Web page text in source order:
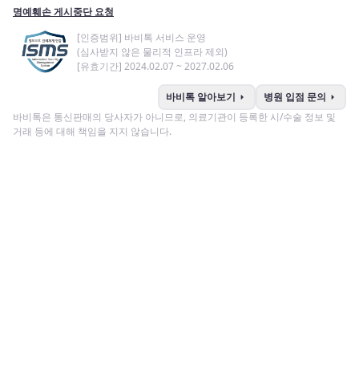
명예훼손 게시중단 요청
[인증범위] 바비톡 서비스 운영
(심사받지 않은 물리적 인프라 제외)
[유효기간] 2024.02.07 ~ 2027.02.06
바비톡 알아보기 arrow_right 병원 입점 문의 arrow_right
바비톡은 통신판매의 당사자가 아니므로, 의료기관이 등록한 시/수술 정보 및
거래 등에 대해 책임을 지지 않습니다.